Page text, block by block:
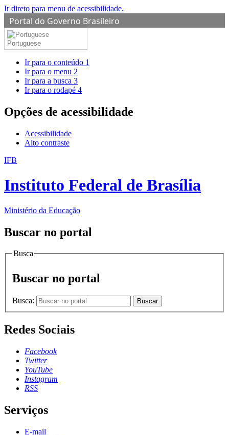
Ir direto para menu de acessibilidade.
Portal do Governo Brasileiro
Portuguese
Ir para o conteúdo 1
Ir para o menu 2
Ir para a busca 3
Ir para o rodapé 4
Opções de acessibilidade
Acessibilidade
Alto contraste
IFB
Instituto Federal de Brasília
Ministério da Educação
Buscar no portal
Busca
Buscar no portal
Busca: Buscar
Redes Sociais
Facebook
Twitter
YouTube
Instagram
RSS
Serviços
E-mail